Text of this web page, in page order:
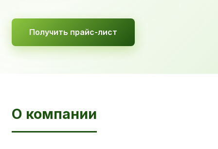
Получить прайс-лист
О компании